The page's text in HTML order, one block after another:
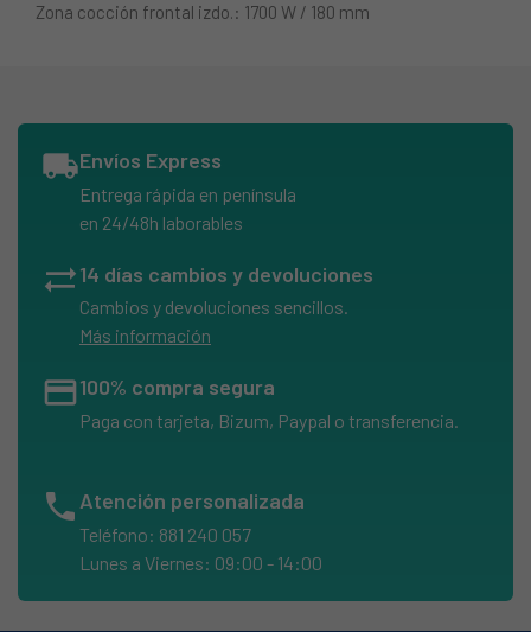
Zona cocción frontal izdo.: 1700 W / 180 mm
local_shippingEnvíos Express
Entrega rápida en península
en 24/48h laborables
sync_alt14 días cambios y devoluciones
Cambios y devoluciones sencillos.
Más información
credit_card100% compra segura
Paga con tarjeta, Bizum, Paypal o transferencia.
phone Atención personalizada
Teléfono: 881 240 057
Lunes a Viernes: 09:00 - 14:00